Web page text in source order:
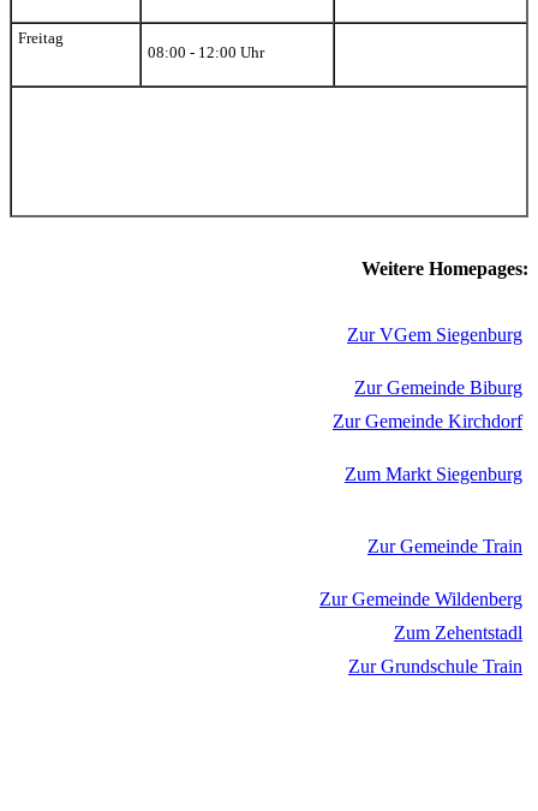
Freitag
08:00 - 12:00 Uhr
Weitere Homepages:
Zur VGem Siegenburg
Zur Gemeinde Biburg
Zur Gemeinde Kirchdorf
Zum Markt Siegenburg
Zur Gemeinde Train
Zur Gemeinde Wildenberg
Zum Zehentstadl
Zur Grundschule Train